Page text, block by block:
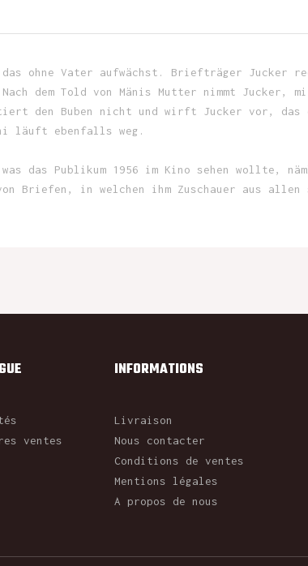
ohne Vater aufwächst. Briefträger Jucker
dem Told von Mänis Mutter nimmt Jucker,
den Buben nicht und wirft Jucker vor, das
läuft ebenfalls weg.
das Publikum 1956 im Kino sehen wollte,
in welchen ihm Zuschauer aus allen
ventes
INFORMATIONS
Livraison
Nous contacter
Conditions de ventes
Mentions légales
A propos de nous